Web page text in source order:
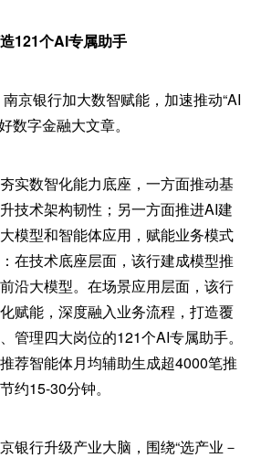
121个AI专属助手
京银行加大数智赋能，加速推动“AI
数字金融大文章。
实数智化能力底座，一方面推动基
技术架构韧性；另一方面推进AI建
模型和智能体应用，赋能业务模式
在技术底座层面，该行建成模型推
沿大模型。在场景应用层面，该行
赋能，深度融入业务流程，打造覆
管理四大岗位的121个AI专属助手。
荐智能体月均辅助生成超4000笔推
约15-30分钟。
银行升级产业大脑，围绕“选产业－